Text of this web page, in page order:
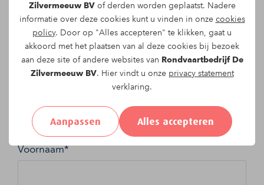
Zilvermeeuw BVof derden worden geplaatst. Nadere
informatie over deze cookies kunt u vinden in onze cookies
policy. Door op "Alles accepteren" te klikken, gaat u
akkoord met het plaatsen van al deze cookies bij bezoek
aan deze site of andere websites van Rondvaartbedrijf De
Zilvermeeuw BV. Hier vindt u onze privacy statement
verklaring.
Aanpassen Alles accepteren
Om te reserveren voor de Marktocht (let op:
aangepaste vaartijd)
vaartocht op maandag 27-
07-2026om10:30vragen wij u onderstaand
formulier in te vullen.
Aanhef: Heer Mevrouw Anders
Voornaam*